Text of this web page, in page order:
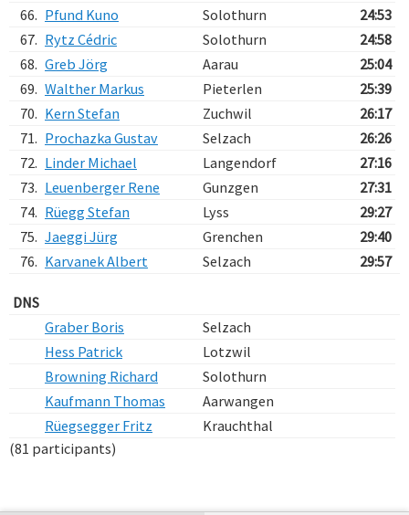
66. Pfund Kuno Solothurn
24:53
67. Rytz Cédric Solothurn
24:58
68. Greb Jörg Aarau
25:04
69. Walther Markus Pieterlen
25:39
70. Kern Stefan Zuchwil
26:17
71. Prochazka Gustav Selzach
26:26
72. Linder Michael Langendorf
27:16
73. Leuenberger Rene Gunzgen
27:31
74. Rüegg Stefan Lyss
29:27
75. Jaeggi Jürg Grenchen
29:40
76. Karvanek Albert Selzach 29:57
DNS
Graber Boris
Selzach
Hess Patrick
Lotzwil
Browning Richard
Solothurn
Kaufmann Thomas
Aarwangen
Rüegsegger Fritz
Krauchthal
(81 participants)